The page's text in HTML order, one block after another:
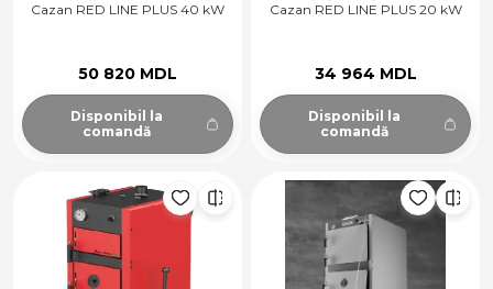
Cazan RED LINE PLUS 40 kW
50 820 MDL
Disponibil la
comandă
Cazan RED LINE PLUS 20 kW
34 964 MDL
Disponibil la
comandă